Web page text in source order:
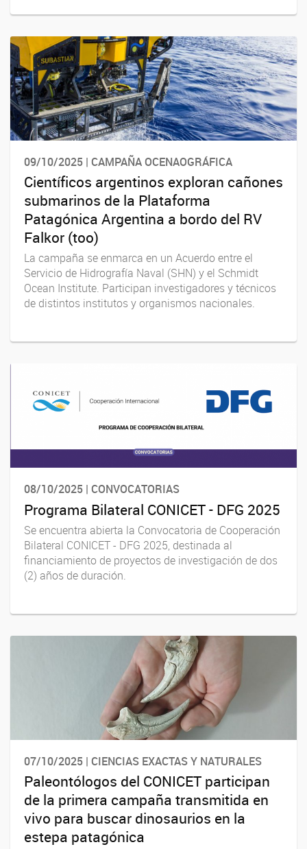
09/10/2025 | CAMPAÑA OCENAOGRÁFICA
Científicos argentinos exploran cañones
submarinos de la Plataforma
Patagónica Argentina a bordo del RV
Falkor (too)
La campaña se enmarca en un Acuerdo entre el
Servicio de Hidrografía Naval (SHN) y el Schmidt
Ocean Institute. Participan investigadores y técnicos
de distintos institutos y organismos nacionales.
08/10/2025 | CONVOCATORIAS
Programa Bilateral CONICET - DFG 2025
Se encuentra abierta la Convocatoria de Cooperación
Bilateral CONICET - DFG 2025, destinada al
financiamiento de proyectos de investigación de dos
(2) años de duración.
07/10/2025 | CIENCIAS EXACTAS Y NATURALES
Paleontólogos del CONICET participan
de la primera campaña transmitida en
vivo para buscar dinosaurios en la
estepa patagónica